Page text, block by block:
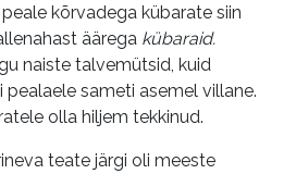
kõrvadega kübarate siin
äärega kübaraid.
naiste talvemütsid, kuid
sameti asemel villane.
olla hiljem tekkinud.
teate järgi oli meeste